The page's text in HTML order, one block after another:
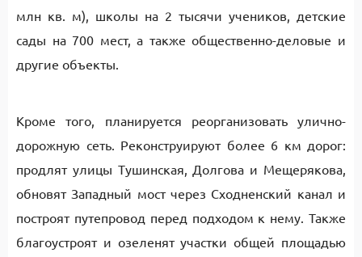
млн кв. м), школы на 2 тысячи учеников, детские
сады на 700 мест, а также общественно-деловые и
другие объекты.
Кроме того, планируется реорганизовать улично-
дорожную сеть. Реконструируют более 6 км дорог:
продлят улицы Тушинская, Долгова и Мещерякова,
обновят Западный мост через Сходненский канал и
построят путепровод перед подходом к нему. Также
благоустроят и озеленят участки общей площадью